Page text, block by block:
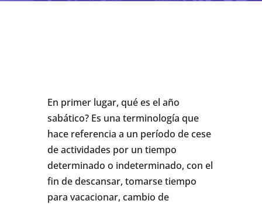
En primer lugar, qué es el año
sabático? Es una terminología que
hace referencia a un período de cese
de actividades por un tiempo
determinado o indeterminado, con el
fin de descansar, tomarse tiempo
para vacacionar, cambio de